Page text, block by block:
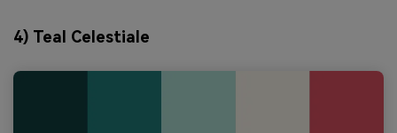
4) Teal Celestiale